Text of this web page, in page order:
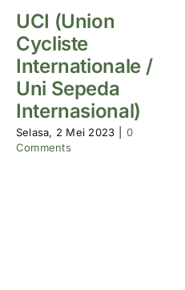
UCI (Union
Cycliste
Internationale /
Uni Sepeda
Internasional)
Selasa, 2 Mei 2023
0
Comments